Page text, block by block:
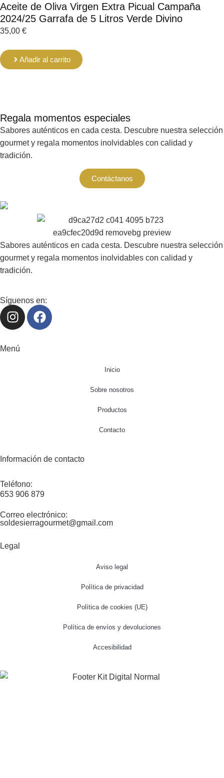
Aceite de Oliva Virgen Extra Picual Campaña
2024/25 Garrafa de 5 Litros Verde Divino
35,00 €
Añadir al carrito
Regala momentos especiales
Sabores auténticos en cada cesta. Descubre nuestra selección
gourmet y regala momentos inolvidables con calidad y
tradición.
Contáctanos
Sabores auténticos en cada cesta. Descubre nuestra selección
gourmet y regala momentos inolvidables con calidad y
tradición.
Síguenos en:
Menú
Inicio
Sobre nosotros
Productos
Contacto
Información de contacto
Teléfono:
653 906 879
Correo electrónico:
soldesierragourmet@gmail.com
Legal
Aviso legal
Política de privacidad
Política de cookies (UE)
Política de envíos y devoluciones
Accesibilidad